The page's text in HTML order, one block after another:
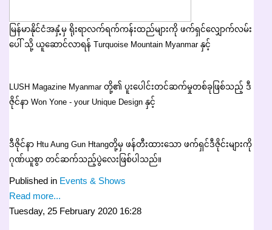
မြန်မာနိုင်ငံအနှံ့မှ ရိုးရာလက်ရက်ကန်းထည်များကို ဖက်ရှင်လျှောက်လမ်း
ပေါ် သို့ ယူဆောင်လာရန် Turquoise Mountain Myanmar နှင့်
LUSH Magazine Myanmar တို့၏ ပူးပေါင်းတင်ဆက်မှုတစ်ခုဖြစ်သည့် ဒီ
ဇိုင်နာ Won Yone - your Unique Design နှင့်
ဒီဇိုင်နာ Htu Aung Gun Htangတို့မှ ဖန်တီးထားသော ဖက်ရှင်ဒီဇိုင်းများကို
ဂုဏ်ယူစွာ တင်ဆက်သည့်ပွဲလေးဖြစ်ပါသည်။
Published in Events & Shows
Read more...
Tuesday, 25 February 2020 16:28